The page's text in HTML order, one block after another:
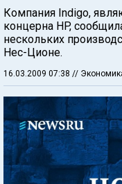
Компания Indigo,
концерна HP,
нескольких
Нес-Ционе.
16.03.2009 07:38 //